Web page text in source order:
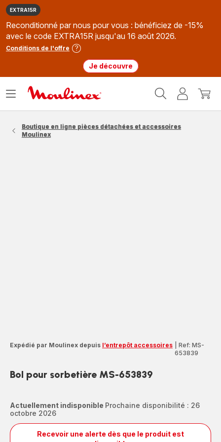
EXTRA15R
Reconditionné par nous pour vous : bénéficiez de -15%
avec le code EXTRA15R jusqu'au 16 août 2026.
Conditions de l'offre
Je découvre
MonMon
Ouvrir
Boutique en ligne pièces détachées et accessoires
Moulinex
Expédié par Moulinex depuis l’entrepôt accessoires
Ref: MS-
653839
Bol pour sorbetière MS-653839
Actuellement indisponible Prochaine disponibilité : 26
octobre 2026
Recevoir une alerte dès que le produit est